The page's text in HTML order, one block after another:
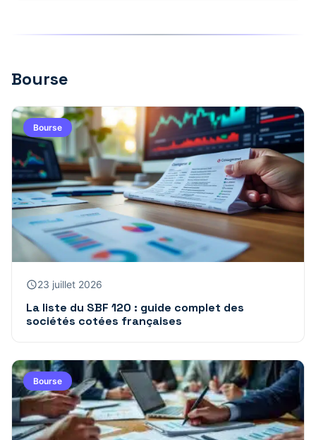
Bourse
Bourse
23 juillet 2026
La liste du SBF 120 : guide complet des
sociétés cotées françaises
Bourse